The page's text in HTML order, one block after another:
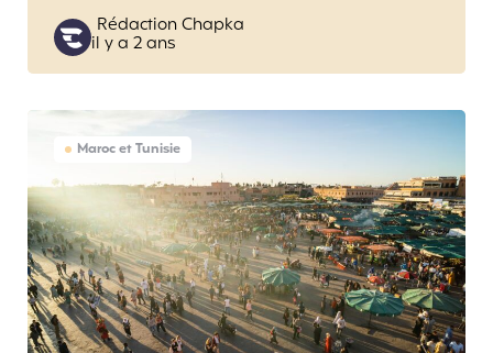
Posted
by
Rédaction Chapka
il y a 2 ans
Maroc et Tunisie